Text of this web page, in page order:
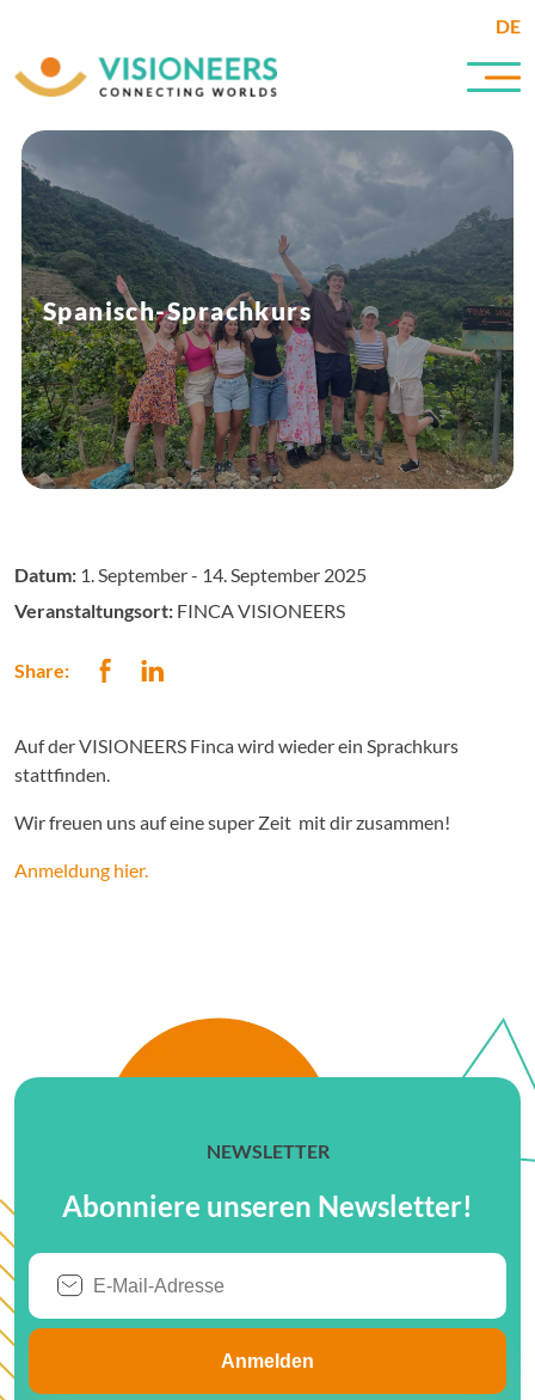
DE
Spanisch-Sprachkurs
Datum: 1. September - 14. September 2025
Veranstaltungsort: FINCA VISIONEERS
Share:
Auf der VISIONEERS Finca wird wieder ein Sprachkurs
stattfinden.
Wir freuen uns auf eine super Zeit mit dir zusammen!
Anmeldung hier.
NEWSLETTER
Abonniere unseren Newsletter!